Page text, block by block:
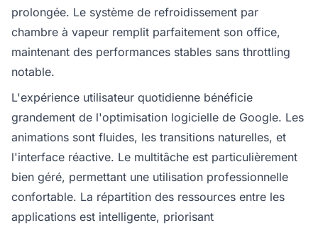
prolongée. Le système de refroidissement par
chambre à vapeur remplit parfaitement son office,
maintenant des performances stables sans throttling
notable.
L'expérience utilisateur quotidienne bénéficie
grandement de l'optimisation logicielle de Google. Les
animations sont fluides, les transitions naturelles, et
l'interface réactive. Le multitâche est particulièrement
bien géré, permettant une utilisation professionnelle
confortable. La répartition des ressources entre les
applications est intelligente, priorisant